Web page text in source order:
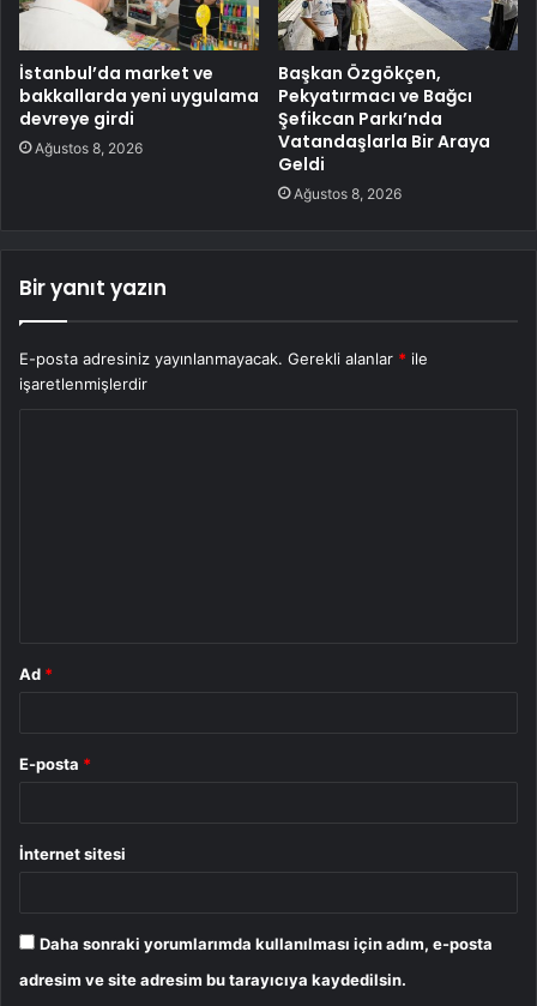
İstanbul’da market ve
bakkallarda yeni uygulama
devreye girdi
Ağustos 8, 2026
Başkan Özgökçen,
Pekyatırmacı ve Bağcı
Şefikcan Parkı’nda
Vatandaşlarla Bir Araya
Geldi
Ağustos 8, 2026
Bir yanıt yazın
E-posta adresiniz yayınlanmayacak. Gerekli alanlar * ile
işaretlenmişlerdir
Ad *
E-posta *
İnternet sitesi
Daha sonraki yorumlarımda kullanılması için adım, e-posta
adresim ve site adresim bu tarayıcıya kaydedilsin.